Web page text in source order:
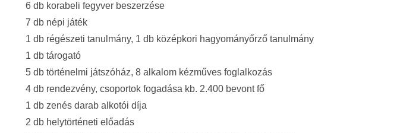
6 db korabeli fegyver beszerzése
7 db népi játék
1 db régészeti tanulmány, 1 db középkori hagyományőrző tanulmány
1 db tárogató
5 db történelmi játszóház, 8 alkalom kézműves foglalkozás
4 db rendezvény, csoportok fogadása kb. 2.400 bevont fő
1 db zenés darab alkotói díja
2 db helytörténeti előadás